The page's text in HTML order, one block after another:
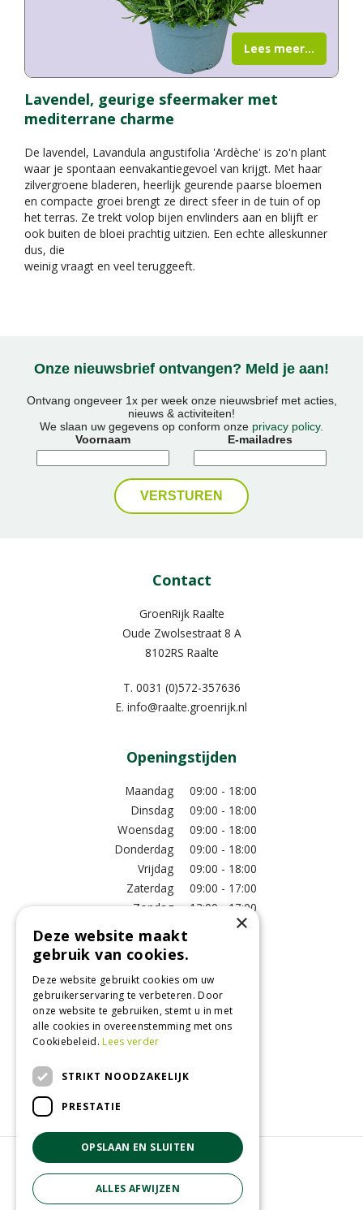
Lavendel, geurige sfeermaker met
mediterrane charme
De lavendel, Lavandula angustifolia 'Ardèche' is zo'n plant
waar je spontaan eenvakantiegevoel van krijgt. Met haar
zilvergroene bladeren, heerlijk geurende paarse bloemen
en compacte groei brengt ze direct sfeer in de tuin of op
het terras. Ze trekt volop bijen envlinders aan en blijft er
ook buiten de bloei prachtig uitzien. Een echte alleskunner
dus, die
weinig vraagt en veel teruggeeft.
Lees meer...
Onze nieuwsbrief ontvangen? Meld je aan!
Ontvang ongeveer 1x per week onze nieuwsbrief met acties,
nieuws & activiteiten!
We slaan uw gegevens op conform onze privacy policy.
Voornaam
E-mailadres
Contact
GroenRijk Raalte
Oude Zwolsestraat 8 A
8102RS Raalte
T. 0031 (0)572-357636
E. info@raalte.groenrijk.nl
Openingstijden
Maandag
09:00 - 18:00
Dinsdag
09:00 - 18:00
Woensdag
09:00 - 18:00
Donderdag
09:00 - 18:00
Vrijdag
09:00 - 18:00
Zaterdag
09:00 - 17:00
Zondag
13:00 - 17:00
Meer vestigingsinformatie >
Informatie
Over ons
Algemene voorwaarden
Verzend- en retourregeling
© GroenRijk Raalte
Green Solutions
Tuincentrum Overzicht
×
Deze website maakt
gebruik van cookies.
Deze website gebruikt cookies om uw
gebruikerservaring te verbeteren. Door
onze website te gebruiken, stemt u in met
alle cookies in overeenstemming met ons
Cookiebeleid.Lees verder
STRIKT NOODZAKELIJK
PRESTATIE
OPSLAAN EN SLUITEN
ALLES AFWIJZEN